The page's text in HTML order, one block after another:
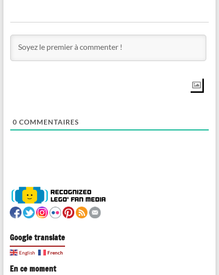
0 COMMENTAIRES
Google translate
English French
En ce moment